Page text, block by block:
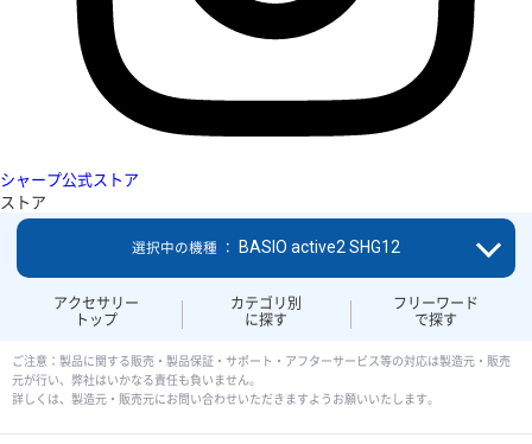
シャープ公式ストア
ストア
アクセサリー
トップ
カテゴリ別
に探す
フリーワード
で探す
選択中の機種 ： BASIO active2 SHG12
ご注意：製品に関する販売・製品保証・サポート・アフターサービス等の対応は製造元・販売
元が行い、弊社はいかなる責任も負いません。
詳しくは、製造元・販売元にお問い合わせいただきますようお願いいたします。